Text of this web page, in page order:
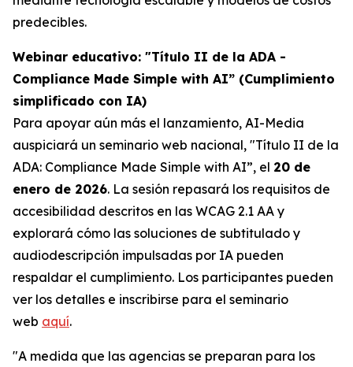
predecibles.
Webinar educativo: "Título II de la ADA -
Compliance Made Simple with AI” (Cumplimiento
simplificado con IA)
Para apoyar aún más el lanzamiento, AI-Media
auspiciará un seminario web nacional, "Título II de la
ADA: Compliance Made Simple with AI”, el 20 de
enero de 2026. La sesión repasará los requisitos de
accesibilidad descritos en las WCAG 2.1 AA y
explorará cómo las soluciones de subtitulado y
audiodescripción impulsadas por IA pueden
respaldar el cumplimiento. Los participantes pueden
ver los detalles e inscribirse para el seminario
web aquí.
"A medida que las agencias se preparan para los